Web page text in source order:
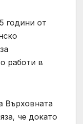
години от
работи в
Върховната
че докато